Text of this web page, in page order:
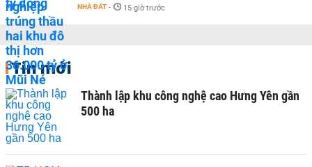
NHÀ ĐẤT - 15 giờ trước
Tin mới
Thành lập khu công nghệ cao Hưng Yên gần
500 ha